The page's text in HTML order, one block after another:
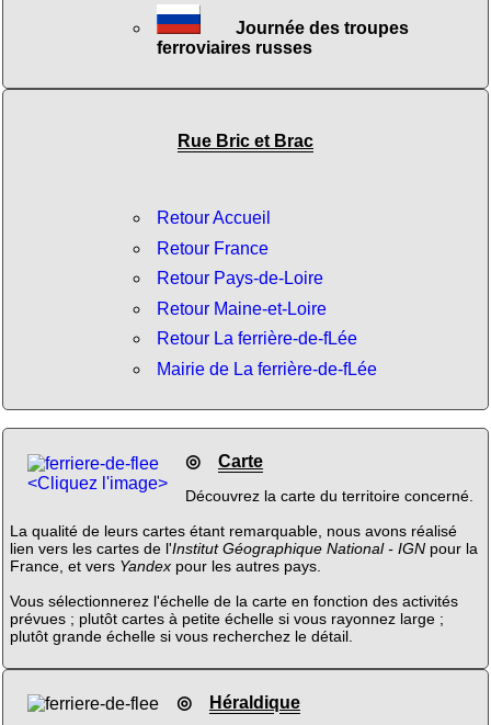
Journée des troupes
ferroviaires russes
Rue Bric et Brac
Retour Accueil
Retour France
Retour Pays-de-Loire
Retour Maine-et-Loire
Retour La ferrière-de-fLée
Mairie de La ferrière-de-fLée
<Cliquez l'image>
◎ Carte
Découvrez la carte du territoire concerné.
La qualité de leurs cartes étant remarquable, nous avons réalisé
lien vers les cartes de l'Institut Géographique National - IGNpour la
France, et vers Yandexpour les autres pays.
Vous sélectionnerez l'échelle de la carte en fonction des activités
prévues ; plutôt cartes à petite échelle si vous rayonnez large ;
plutôt grande échelle si vous recherchez le détail.
◎ Héraldique